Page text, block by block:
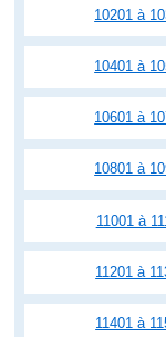
10201 à
10401 à
10601 à
10801 à
11001 à
11201 à
11401 à